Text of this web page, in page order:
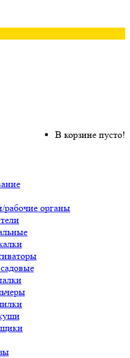
В корзине пусто!
рабочие органы